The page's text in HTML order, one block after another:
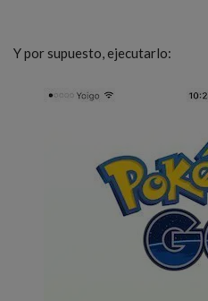
Y por supuesto, ejecutarlo: